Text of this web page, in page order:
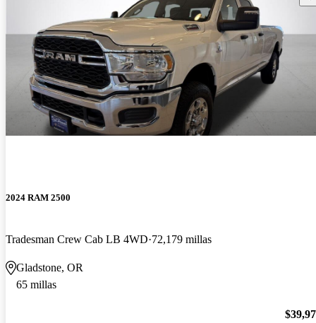
2024 RAM 2500
Tradesman Crew Cab LB 4WD 72,179 millas
Gladstone, OR
65 millas